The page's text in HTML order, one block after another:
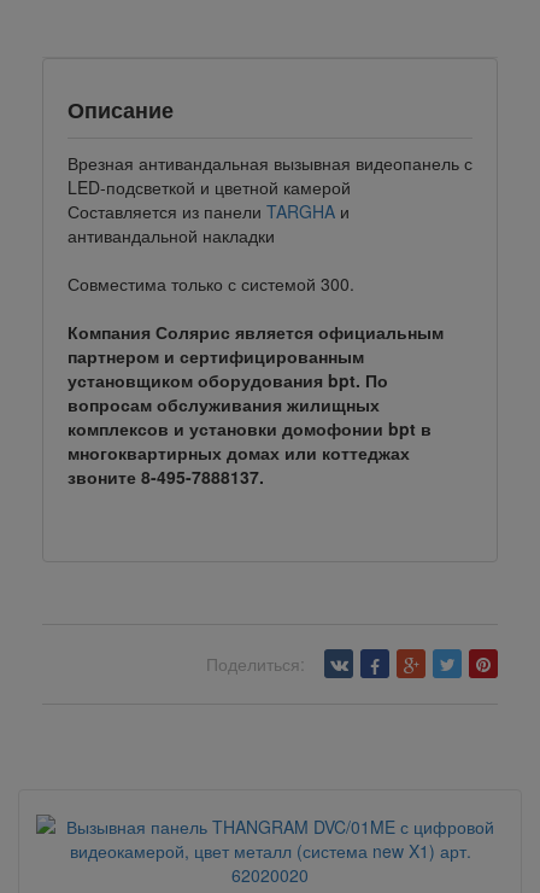
Описание
Врезная антивандальная вызывная видеопанель с
LED-подсветкой и цветной камерой
Составляется из панели TARGHA и
антивандальной накладки
Совместима только с системой 300.
Компания Солярис является официальным
партнером и сертифицированным
установщиком оборудования bpt. По
вопросам обслуживания жилищных
комплексов и установки домофонии bpt в
многоквартирных домах или коттеджах
звоните 8-495-7888137.
Поделиться: